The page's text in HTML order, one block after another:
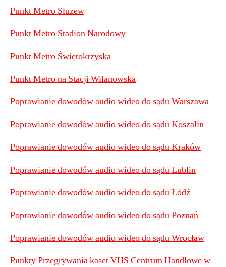
Punkt Metro Słuzew
Punkt Metro Stadion Narodowy
Punkt Metro Świętokrzyska
Punkt Metro na Stacji Wilanowska
Poprawianie dowodów audio wideo do sądu Warszawa
Poprawianie dowodów audio wideo do sądu Koszalin
Poprawianie dowodów audio wideo do sądu Kraków
Poprawianie dowodów audio wideo do sądu Lublin
Poprawianie dowodów audio wideo do sądu Łódź
Poprawianie dowodów audio wideo do sądu Poznań
Poprawianie dowodów audio wideo do sądu Wrocław
Punkty Przegrywania kaset VHS Centrum Handlowe w